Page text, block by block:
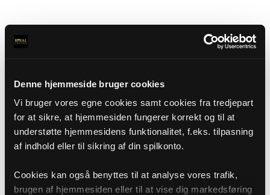
Denne hjemmeside bruger cookies
Vi bruger vores egne cookies samt cookies fra tredjepart
for at sikre, at hjemmesiden fungerer korrekt og til at
understøtte hjemmesidens funktionalitet, f.eks. tilpasning
af indhold eller til sikring af din spilkonto.
Cookies kan også benyttes til at analyse vores trafik,
brugen af hjemmesiden eller til at vise dig markedsføring